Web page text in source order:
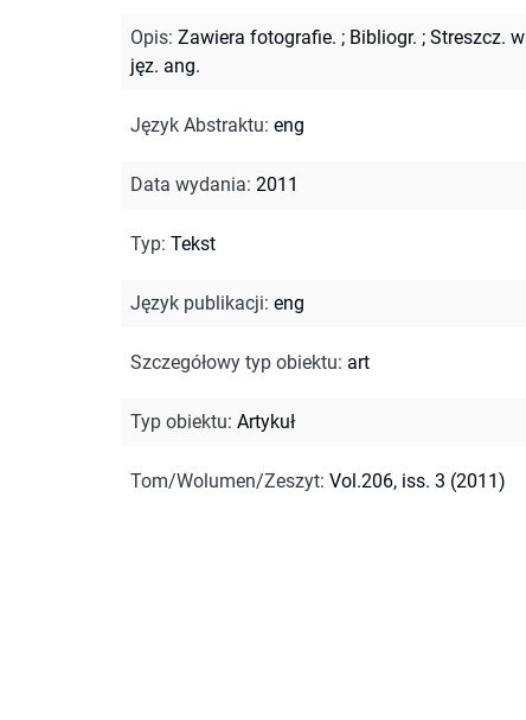
Opis: Zawiera fotografie. ; Bibliogr. ; Streszcz. w
jęz. ang.
Język Abstraktu: eng
Data wydania: 2011
Typ: Tekst
Język publikacji: eng
Szczegółowy typ obiektu: art
Typ obiektu: Artykuł
Tom/Wolumen/Zeszyt: Vol.206, iss. 3 (2011)